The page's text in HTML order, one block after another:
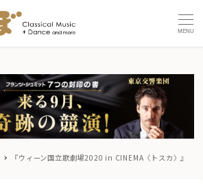
MENU
『ウィーン国立歌劇場2020 in CINEMA〈トスカ〉』